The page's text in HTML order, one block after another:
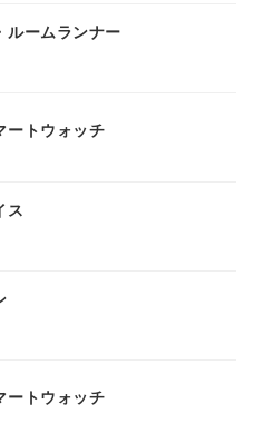
ルームランナー
ートウォッチ
ス
ートウォッチ